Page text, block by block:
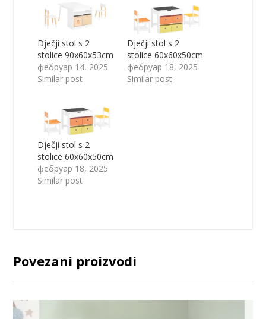
Dječji stol s 2
stolice 90x60x53cm
фебруар 14, 2025
Similar post
Dječji stol s 2
stolice 60x60x50cm
фебруар 18, 2025
Similar post
Dječji stol s 2
stolice 60x60x50cm
фебруар 18, 2025
Similar post
Povezani proizvodi